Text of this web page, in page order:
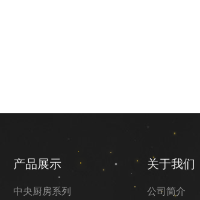
产品展示
中央厨房系列
关于我们
公司简介